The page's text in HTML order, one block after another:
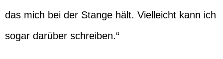
das mich bei der Stange hält. Vielleicht kann ich
sogar darüber schreiben.“